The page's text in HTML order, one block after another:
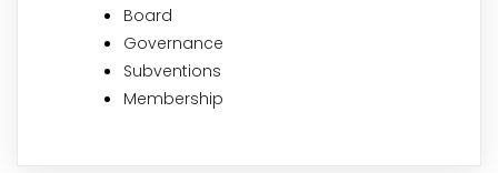
Board
Governance
Subventions
Membership